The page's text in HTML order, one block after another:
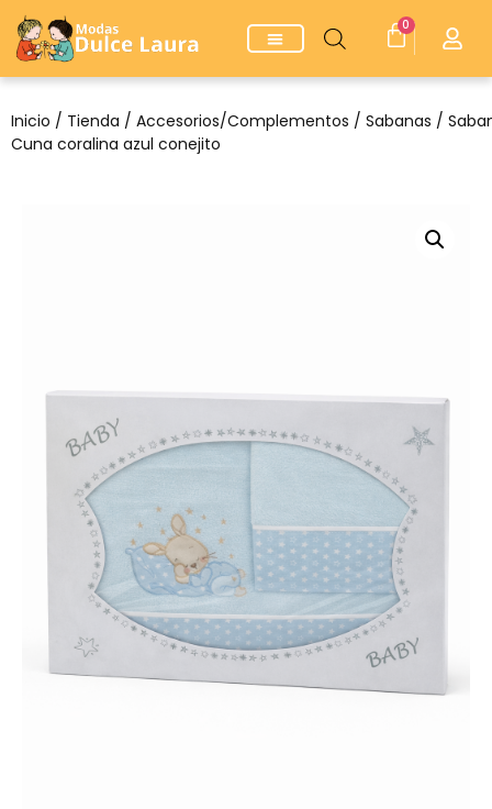
0
Inicio / Tienda / Accesorios/Complementos / Sabanas /
Cuna coralina azul conejito